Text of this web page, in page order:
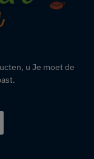
u Je moet de